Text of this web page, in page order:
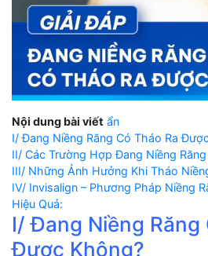
Nội dung bài viết ẩn
I/ Đang Niềng Răng Có Tháo Ra
II/ Các Trường Hợp Đang Niềng Răng
III/ Những Ảnh Hưởng Khi Tháo
IV/ Invisalign – Phương Pháp Niềng
Hiệu Quả:
I/ Đang Niềng Răng
Được Không?